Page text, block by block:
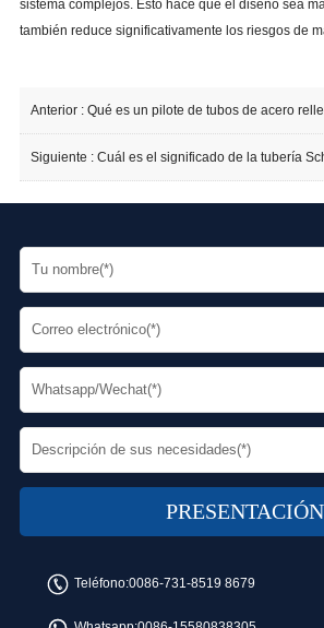
sistema complejos. Esto hace que el diseño sea
también reduce significativamente los riesgos de
Anterior : Qué es un pilote de tubos de acero
Siguiente : Cuál es el significado de la tubería
Teléfono:0086-731-8519 8679